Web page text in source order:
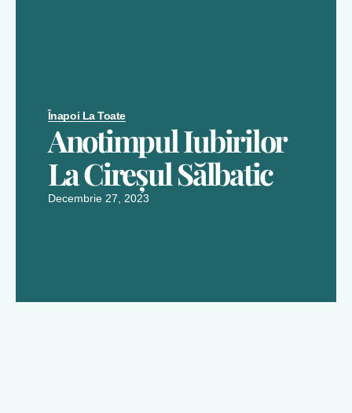
Înapoi La Toate
Anotimpul Iubirilor
La Cireșul Sălbatic
Decembrie 27, 2023